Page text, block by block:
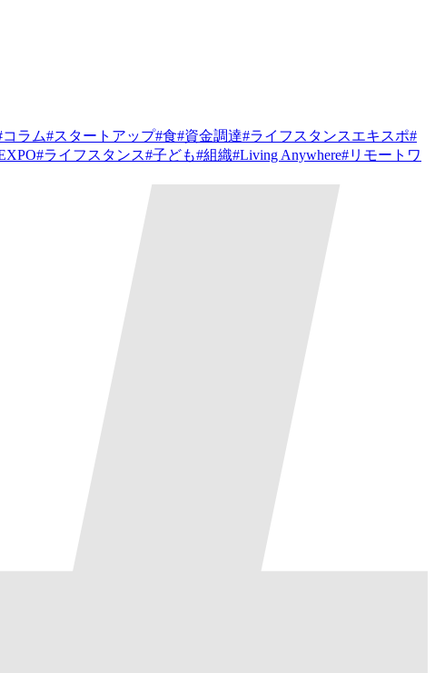
コラム#スタートアップ#食#資金調達#ライフスタンスエキスポ#
#ライフスタンス#子ども#組織#Living Anywhere#リモートワ